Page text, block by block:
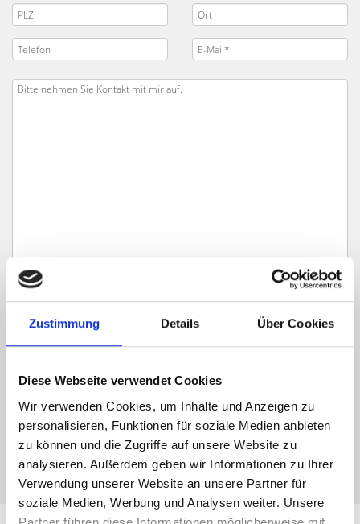
Zustimmung Details Über Cookies
Diese Webseite verwendet Cookies
Wir verwenden Cookies, um Inhalte und Anzeigen zu
personalisieren, Funktionen für soziale Medien anbieten
zu können und die Zugriffe auf unsere Website zu
analysieren. Außerdem geben wir Informationen zu Ihrer
Verwendung unserer Website an unsere Partner für
soziale Medien, Werbung und Analysen weiter. Unsere
Ich habe dieDatenschutzerklärungzur Kenntnis genommen. Ich stimme
zu, dass meine Angaben und Daten zur Beantwortung meiner Anfrage
an info@hegerich-immobilien.de widerrufen. *
* Pflichtfelder